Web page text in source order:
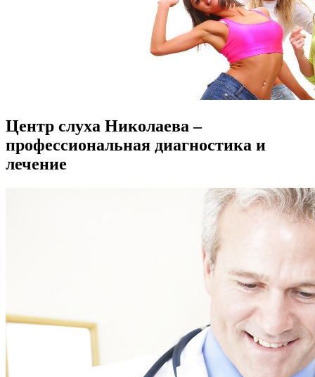
Центр слуха Николаева –
профессиональная диагностика и
лечение